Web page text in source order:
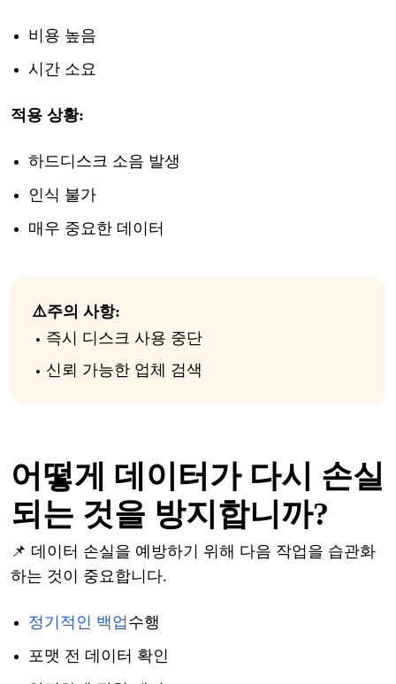
비용 높음
시간 소요
적용 상황:
하드디스크 소음 발생
인식 불가
매우 중요한 데이터
⚠️주의 사항:
즉시
디스크 사용 중단
신뢰 가능한 업체 검색
어떻게 데이터가 다시 손실
되는 것을 방지합니까?
📌 데이터 손실을 예방하기 위해 다음 작업 을 습관화
하는 것이 중요합니다.
정기적인 백업 수행
포맷 전 데이터 확인